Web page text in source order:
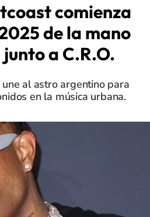
comienza
de la mano
junto a C.R.O.
al astro argentino para
en la música urbana.